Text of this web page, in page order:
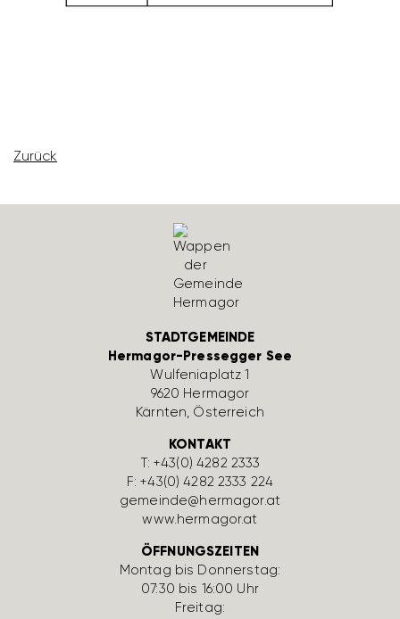
Zurück
STADTGEMEINDE
Hermagor-Pressegger See
Wulfe­nia­platz 1
9620 Hermagor
Kärnten, Öster­reich
KONTAKT
T:+43(0) 4282 2333
F: +43(0) 4282 2333 224
gemeinde@hermagor.at
www.hermagor.at
ÖFFNUNGSZEITEN
Montag bis Donnerstag:
07:30 bis 16:00 Uhr
Freitag: